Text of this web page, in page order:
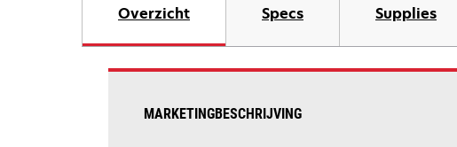
Overzicht Specs Supplies
MARKETINGBESCHRIJVING